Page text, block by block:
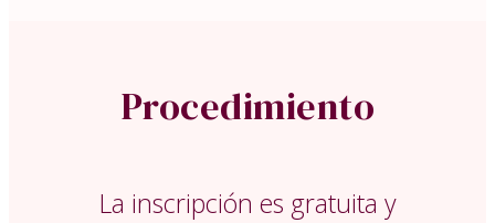
Procedimiento
La inscripción es gratuita y